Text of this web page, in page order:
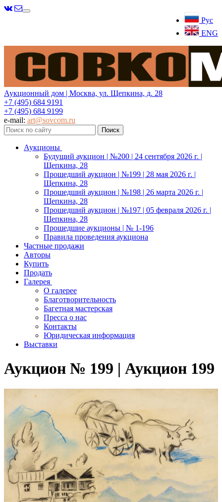
Рус
ENG
Меню
Аукционный дом | Москва, ул. Щепкина, д. 28
+7 (495) 684 9191
+7 (495) 684 9199
e-mail: art@sovcom.ru
Аукционы
Будущий аукцион | №200 | 24 сентября 2026 г. |
Щепкина, 28
Прошедший аукцион | №199 | 28 мая 2026 г. |
Щепкина, 28
Прошедший аукцион | №198 | 26 марта 2026 г. |
Щепкина, 28
Прошедший аукцион | №197 | 05 февраля 2026 г. |
Щепкина, 28
Прошедшие аукционы | № 1-196
Правила проведения аукциона
Частные продажи
Авторы
Купить
Продать
Галерея
О галерее
Благотворительность
Багетная мастерская
Пресса о нас
Контакты
Юридическая информация
Выставки
Аукцион № 199 | Аукцион 199